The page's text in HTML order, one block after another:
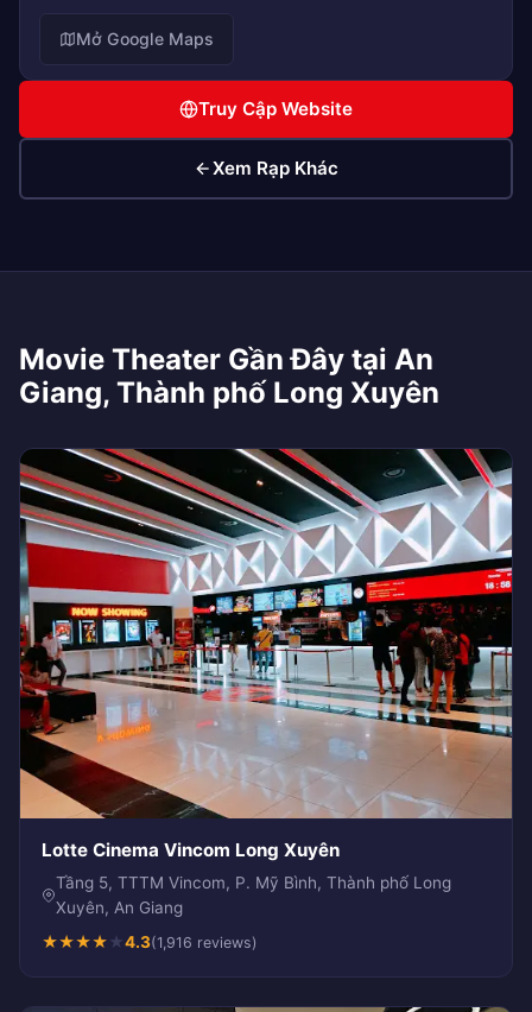
Mở Google Maps
Truy Cập Website
Xem Rạp Khác
Movie Theater Gần Đây tại An
Giang, Thành phố Long Xuyên
Lotte Cinema Vincom Long Xuyên
Tầng 5, TTTM Vincom, P. Mỹ Bình, Thành phố Long
Xuyên, An Giang
★★★★★4.3(1,916 reviews)